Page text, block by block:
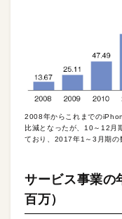
2008年からこれまでの
比減となったが、10～12月
ており、2017年1～3月期の
サービス事業の
百万）